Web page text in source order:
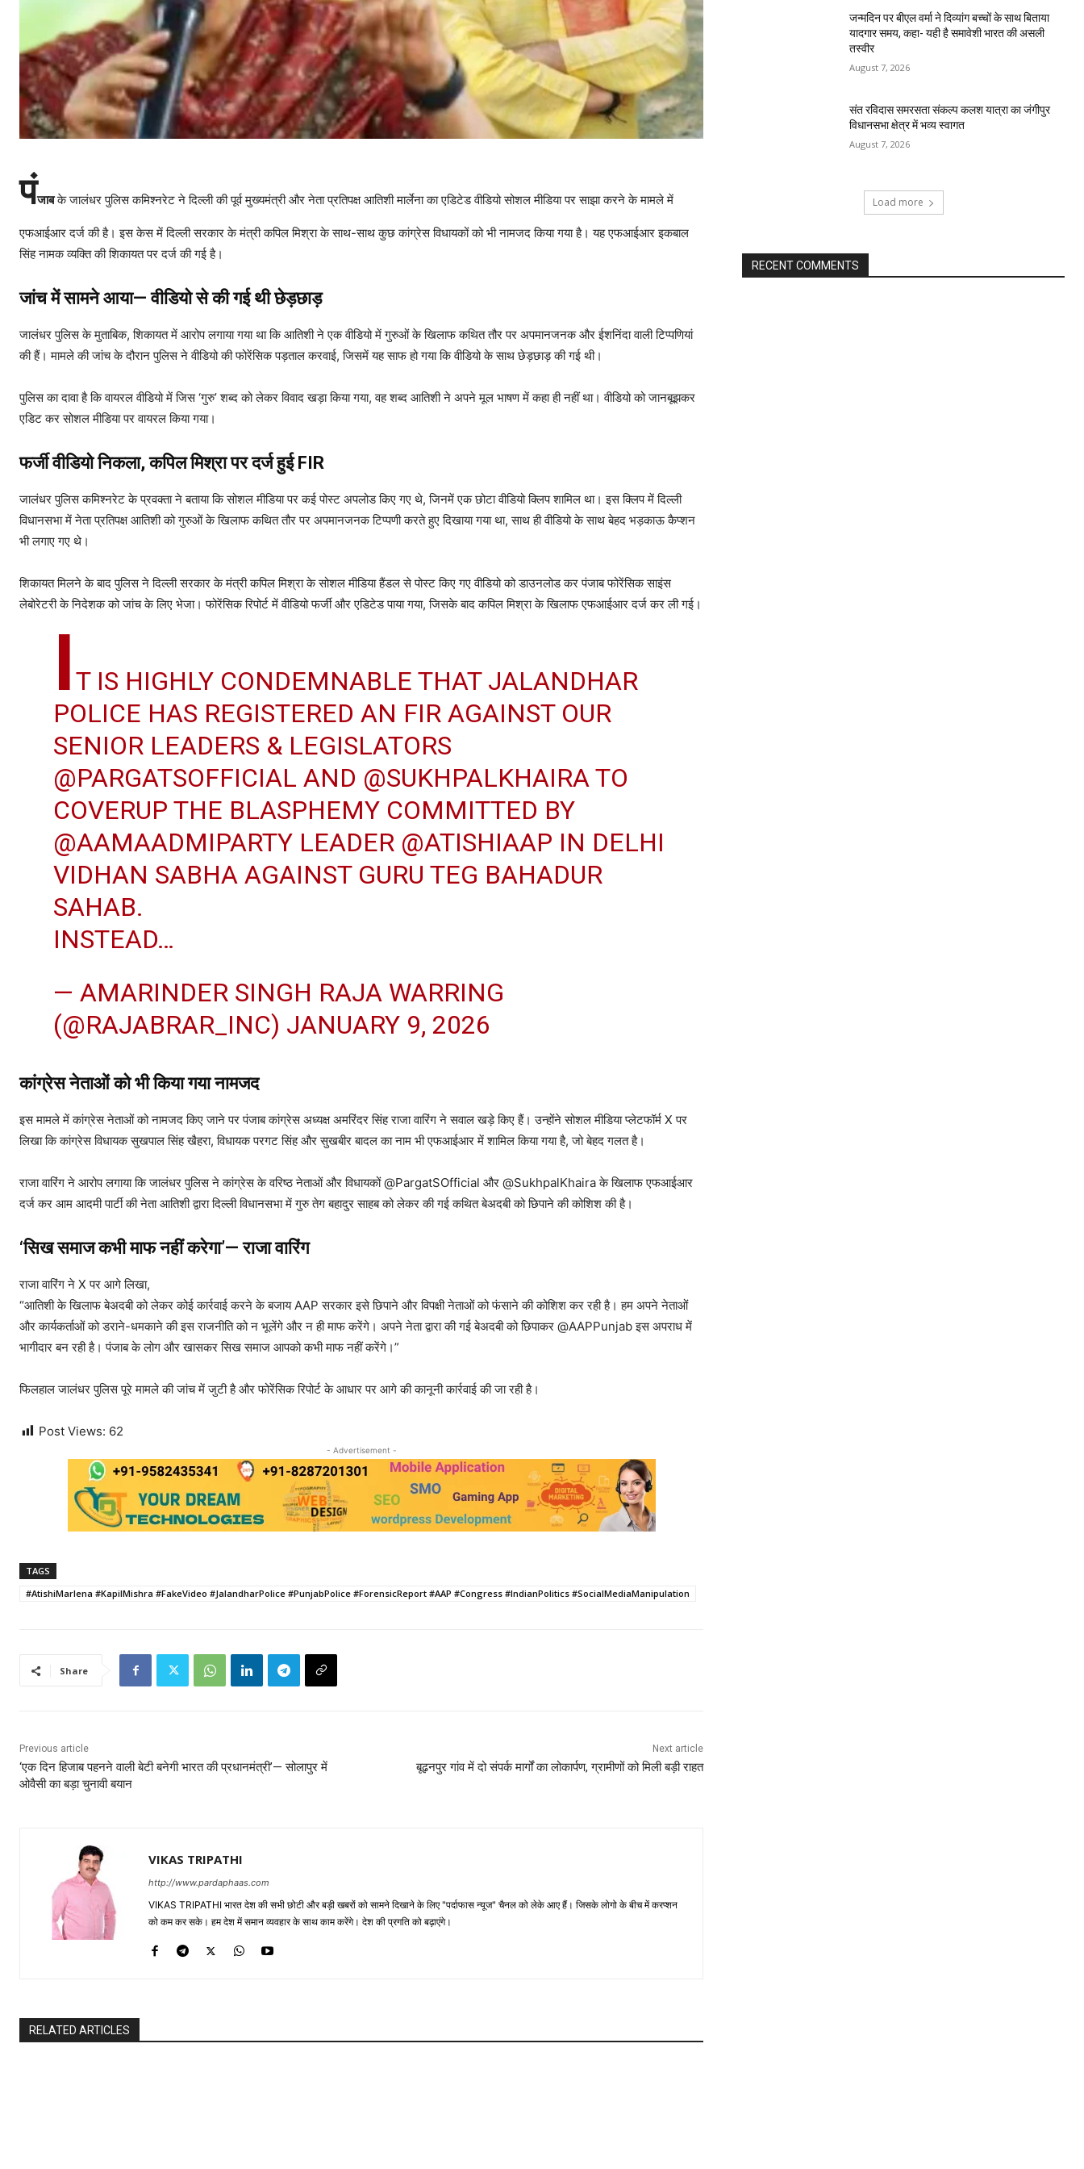
पंजाबके जालंधर पुलिस कमिश्नरेट ने दिल्ली की पूर्व मुख्यमंत्री और नेता प्रतिपक्ष आतिशी मार्लेना का एडिटेड वीडियो सोशल मीडिया पर साझा करने के मामले में
एफआईआर दर्ज की है। इस केस में दिल्ली सरकार के मंत्री कपिल मिश्रा के साथ-साथ कुछ कांग्रेस विधायकों को भी नामजद किया गया है। यह एफआईआर इकबाल
सिंह नामक व्यक्ति की शिकायत पर दर्ज की गई है।
जांच में सामने आया— वीडियो से की गई थी छेड़छाड़
जालंधर पुलिस के मुताबिक, शिकायत में आरोप लगाया गया था कि आतिशी ने एक वीडियो में गुरुओं के खिलाफ कथित तौर पर अपमानजनक और ईशनिंदा वाली टिप्पणियां
की हैं। मामले की जांच के दौरान पुलिस ने वीडियो की फोरेंसिक पड़ताल करवाई, जिसमें यह साफ हो गया कि वीडियो के साथ छेड़छाड़ की गई थी।
पुलिस का दावा है कि वायरल वीडियो में जिस ‘गुरु’ शब्द को लेकर विवाद खड़ा किया गया, वह शब्द आतिशी ने अपने मूल भाषण में कहा ही नहीं था। वीडियो को जानबूझकर
एडिट कर सोशल मीडिया पर वायरल किया गया।
फर्जी वीडियो निकला, कपिल मिश्रा पर दर्ज हुई FIR
जालंधर पुलिस कमिश्नरेट के प्रवक्ता ने बताया कि सोशल मीडिया पर कई पोस्ट अपलोड किए गए थे, जिनमें एक छोटा वीडियो क्लिप शामिल था। इस क्लिप में दिल्ली
विधानसभा में नेता प्रतिपक्ष आतिशी को गुरुओं के खिलाफ कथित तौर पर अपमानजनक टिप्पणी करते हुए दिखाया गया था, साथ ही वीडियो के साथ बेहद भड़काऊ कैप्शन
भी लगाए गए थे।
शिकायत मिलने के बाद पुलिस ने दिल्ली सरकार के मंत्री कपिल मिश्रा के सोशल मीडिया हैंडल से पोस्ट किए गए वीडियो को डाउनलोड कर पंजाब फोरेंसिक साइंस
लेबोरेटरी के निदेशक को जांच के लिए भेजा। फोरेंसिक रिपोर्ट में वीडियो फर्जी और एडिटेड पाया गया, जिसके बाद कपिल मिश्रा के खिलाफ एफआईआर दर्ज कर ली गई।
IT IS HIGHLY CONDEMNABLE THAT JALANDHAR
POLICE HAS REGISTERED AN FIR AGAINST OUR
SENIOR LEADERS & LEGISLATORS
@PARGATSOFFICIAL AND @SUKHPALKHAIRATO
COVERUP THE BLASPHEMY COMMITTED BY
@AAMAADMIPARTY LEADER @ATISHIAAP IN DELHI
VIDHAN SABHA AGAINST GURU TEG BAHADUR
SAHAB.
INSTEAD…
— AMARINDER SINGH RAJA WARRING
(@RAJABRAR_INC) JANUARY 9, 2026
कांग्रेस नेताओं को भी किया गया नामजद
इस मामले में कांग्रेस नेताओं को नामजद किए जाने पर पंजाब कांग्रेस अध्यक्ष अमरिंदर सिंह राजा वारिंग ने सवाल खड़े किए हैं। उन्होंने सोशल मीडिया प्लेटफॉर्म X पर
लिखा कि कांग्रेस विधायक सुखपाल सिंह खैहरा, विधायक परगट सिंह और सुखबीर बादल का नाम भी एफआईआर में शामिल किया गया है, जो बेहद गलत है।
राजा वारिंग ने आरोप लगाया कि जालंधर पुलिस ने कांग्रेस के वरिष्ठ नेताओं और विधायकों @PargatSOfficial और @SukhpalKhaira के खिलाफ एफआईआर
दर्ज कर आम आदमी पार्टी की नेता आतिशी द्वारा दिल्ली विधानसभा में गुरु तेग बहादुर साहब को लेकर की गई कथित बेअदबी को छिपाने की कोशिश की है।
‘सिख समाज कभी माफ नहीं करेगा’— राजा वारिंग
राजा वारिंग ने X पर आगे लिखा,
“आतिशी के खिलाफ बेअदबी को लेकर कोई कार्रवाई करने के बजाय AAP सरकार इसे छिपाने और विपक्षी नेताओं को फंसाने की कोशिश कर रही है। हम अपने नेताओं
और कार्यकर्ताओं को डराने-धमकाने की इस राजनीति को न भूलेंगे और न ही माफ करेंगे। अपने नेता द्वारा की गई बेअदबी को छिपाकर @AAPPunjab इस अपराध में
भागीदार बन रही है। पंजाब के लोग और खासकर सिख समाज आपको कभी माफ नहीं करेंगे।”
फिलहाल जालंधर पुलिस पूरे मामले की जांच में जुटी है और फोरेंसिक रिपोर्ट के आधार पर आगे की कानूनी कार्रवाई की जा रही है।
Post Views: 62
- Advertisement -
TAGS
#AtishiMarlena #KapilMishra #FakeVideo #JalandharPolice #PunjabPolice #ForensicReport #AAP #Congress #IndianPolitics #SocialMediaManipulation
Share
Previous article
‘एक दिन हिजाब पहनने वाली बेटी बनेगी भारत की प्रधानमंत्री’— सोलापुर में
ओवैसी का बड़ा चुनावी बयान
Next article
बूढ़नपुर गांव में दो संपर्क मार्गों का लोकार्पण, ग्रामीणों को मिली बड़ी राहत
VIKAS TRIPATHI
http://www.pardaphaas.com
VIKAS TRIPATHI भारत देश की सभी छोटी और बड़ी खबरों को सामने दिखाने के लिए "पर्दाफास न्यूज" चैनल को लेके आए हैं। जिसके लोगो के बीच में करप्शन
को कम कर सके। हम देश में समान व्यवहार के साथ काम करेंगे। देश की प्रगति को बढ़ाएंगे।
RELATED ARTICLES
जन्मदिन पर बीएल वर्मा ने दिव्यांग बच्चों के साथ बिताया
यादगार समय, कहा- यही है समावेशी भारत की असली
तस्वीर
August 7, 2026
संत रविदास समरसता संकल्प कलश यात्रा का जंगीपुर
विधानसभा क्षेत्र में भव्य स्वागत
August 7, 2026
Load more
RECENT COMMENTS